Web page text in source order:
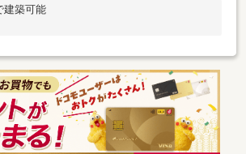
建築可能